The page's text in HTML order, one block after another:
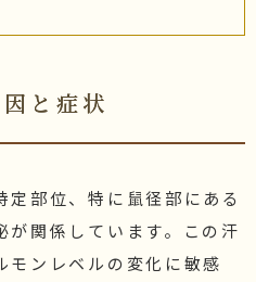
と症状
定部位、特に鼠径部にある
が関係しています。この汗
モンレベルの変化に敏感